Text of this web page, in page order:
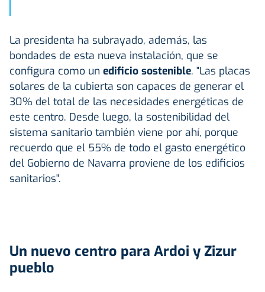
La presidenta ha subrayado, además, las
bondades de esta nueva instalación, que se
configura como un edificio sostenible. "Las placas
solares de la cubierta son capaces de generar el
30% del total de las necesidades energéticas de
este centro. Desde luego, la sostenibilidad del
sistema sanitario también viene por ahí, porque
recuerdo que el 55% de todo el gasto energético
del Gobierno de Navarra proviene de los edificios
sanitarios".
Un nuevo centro para Ardoi y Zizur
pueblo